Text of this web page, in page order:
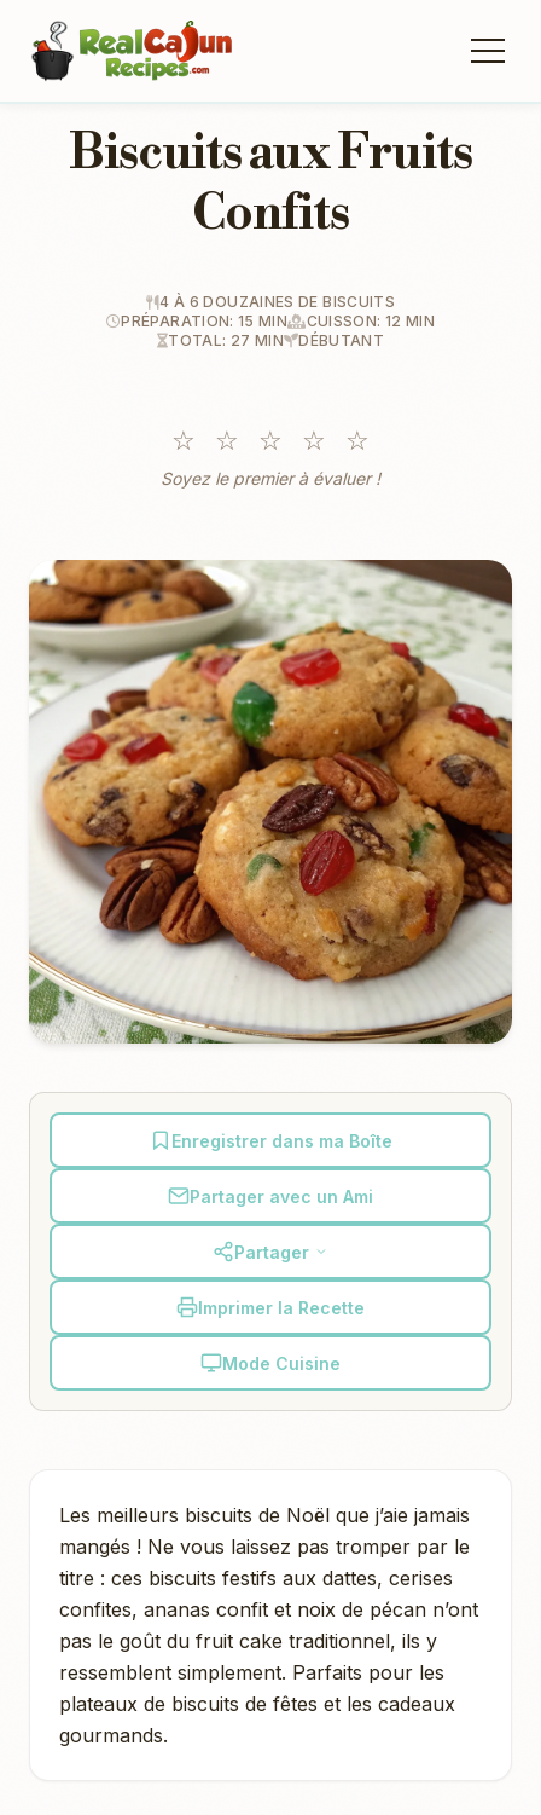
Biscuits aux Fruits
Confits
4 À 6 DOUZAINES DE BISCUITS
PRÉPARATION: 15 MIN
CUISSON: 12 MIN
TOTAL: 27 MIN
DÉBUTANT
☆ ☆ ☆ ☆ ☆
Soyez le premier à évaluer !
Enregistrer dans ma Boîte
Partager avec un Ami
Partager
Imprimer la Recette
Mode Cuisine
Les meilleurs biscuits de Noël que j’aie jamais
mangés ! Ne vous laissez pas tromper par le
titre : ces biscuits festifs aux dattes, cerises
confites, ananas confit et noix de pécan n’ont
pas le goût du fruit cake traditionnel, ils y
ressemblent simplement. Parfaits pour les
plateaux de biscuits de fêtes et les cadeaux
gourmands.